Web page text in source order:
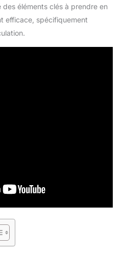
des éléments clés à prendre en
efficace, spécifiquement